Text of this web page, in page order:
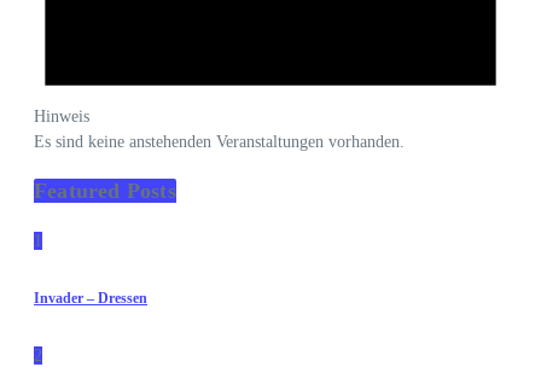
Hinweis
Es sind keine anstehenden Veranstaltungen vorhanden.
Featured Posts
1
Invader – Dressen
2